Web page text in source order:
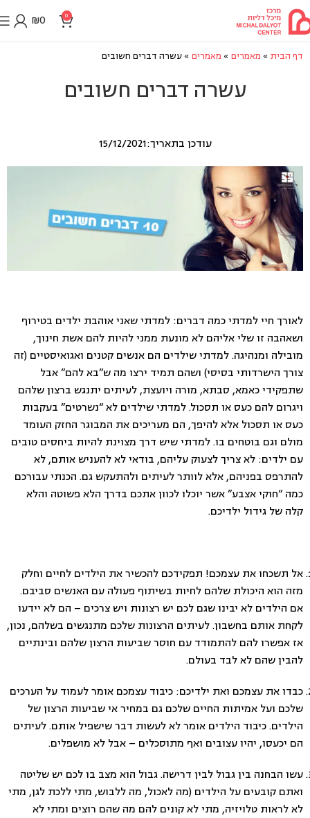
0
₪0
דף הבית » מאמרים » מאמרים »עשרה דברים חשובים
עשרה דברים חשובים
עודכן בתאריך:15/12/2021
לאורך חיי למדתי כמה דברים: למדתי שאני אוהבת ילדים בטירוף
ושאהבה זו שלי אליהם לא מונעת ממני להיות להם אשת חינוך,
מובילה ומנהיגה. למדתי שילדים הם אנשים קטנים ואגואיסטיים (זה
צורך הישרדותי בסיסי) ושהם תמיד ירצו מה ש”בא להם” אבל
שתפקידי כאמא, סבתא, מורה ויועצת, לעיתים יתנגש ברצון שלהם
ויגרום להם כעס או תסכול. למדתי שילדים לא “נשרטים” בעקבות
כעס או תסכול אלא להיפך, הם מעריכים את המבוגר החזק העומד
מולם וגם בוטחים בו. למדתי שיש דרך מצוינת להיות ביחסים טובים
עם ילדים: לא צריך לצעוק עליהם, בודאי לא להעניש אותם, לא
להתרפס בפניהם, אלא לוותר לעיתים ולהתעקש גם. הכנתי עבורכם
כמה “חוקי אצבע” אשר יוכלו לכוון אתכם בדרך הלא פשוטה והלא
קלה של גידול ילדיכם.
אל תשכחו את עצמכם! תפקידכם להכשיר את הילדים לחיים וחלק
מזה הוא היכולת שלהם לחיות בשיתוף פעולה עם האנשים סביבם.
אם הילדים לא יבינו שגם לכם יש רצונות ויש צרכים – הם לא יידעו
לקחת אותם בחשבון. לעיתים הרצונות שלכם מתנגשים בשלהם, נכון,
אז אפשרו להם להתמודד עם חוסר שביעות הרצון שלהם ובינתיים
להבין שהם לא לבד בעולם.
כבדו את עצמכם ואת ילדיכם: כיבוד עצמכם אומר לעמוד על הערכים
שלכם ועל אמיתות החיים שלכם גם במחיר אי שביעות הרצון של
הילדים. כיבוד הילדים אומר לא לעשות דבר שישפיל אותם. לעיתים
הם יכעסו, יהיו עצובים ואף מתוסכלים – אבל לא מושפלים.
עשו הבחנה בין גבול לבין דרישה. גבול הוא מצב בו לכם יש שליטה
ואתם קובעים על הילדים (מה לאכול, מה ללבוש, מתי ללכת לגן, מתי
לא לראות טלויזיה, מתי לא קונים להם מה שהם רוצים ומתי לא